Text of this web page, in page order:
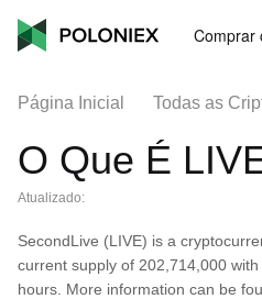
Comprar
Página Inicial Todas as
O Que É
Atualizado:
SecondLive (LIVE) is a
current supply of 202,714,000
hours. More information can be